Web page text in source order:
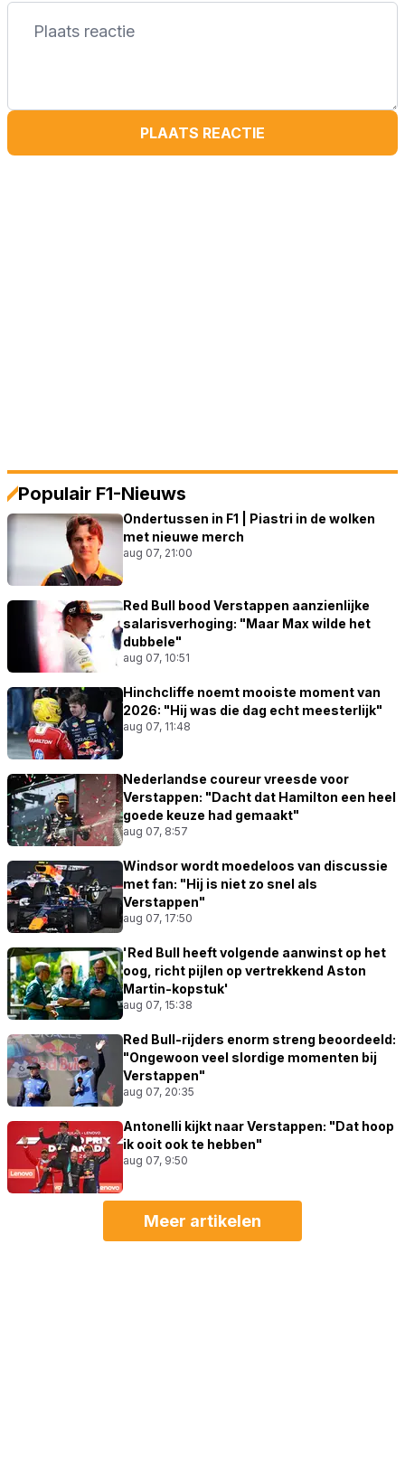
PLAATS REACTIE
Populair F1-Nieuws
Ondertussen in F1 | Piastri in de wolken
met nieuwe merch
aug 07, 21:00
Red Bull bood Verstappen aanzienlijke
salarisverhoging: "Maar Max wilde het
dubbele"
aug 07, 10:51
Hinchcliffe noemt mooiste moment van
2026: "Hij was die dag echt meesterlijk"
aug 07, 11:48
Nederlandse coureur vreesde voor
Verstappen: "Dacht dat Hamilton een heel
goede keuze had gemaakt"
aug 07, 8:57
Windsor wordt moedeloos van discussie
met fan: "Hij is niet zo snel als
Verstappen"
aug 07, 17:50
'Red Bull heeft volgende aanwinst op het
oog, richt pijlen op vertrekkend Aston
Martin-kopstuk'
aug 07, 15:38
Red Bull-rijders enorm streng beoordeeld:
"Ongewoon veel slordige momenten bij
Verstappen"
aug 07, 20:35
Antonelli kijkt naar Verstappen: "Dat hoop
ik ooit ook te hebben"
aug 07, 9:50
Meer artikelen